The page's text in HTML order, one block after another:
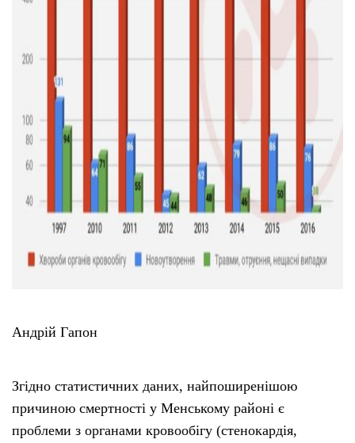
Андрій Гапон
Згідно статистичних даних, найпоширенішою
причиною смертності у Менському районі є
проблеми з органами кровообігу (стенокардія,